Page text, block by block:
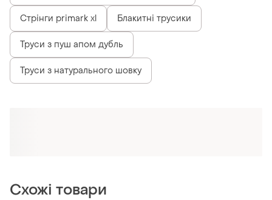
Стрінги primark xl Блакитні трусики
Труси з пуш апом дубль
Труси з натурального шовку
Схожі товари